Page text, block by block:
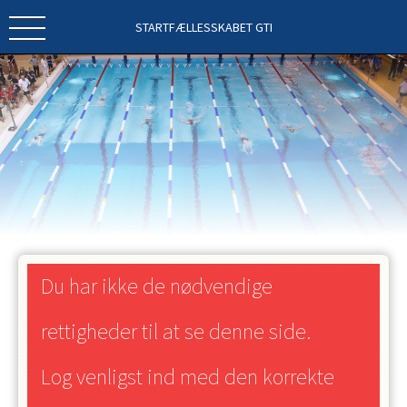
STARTFÆLLESSKABET GTI
Du har ikke de nødvendige
rettigheder til at se denne side.
Log venligst ind med den korrekte